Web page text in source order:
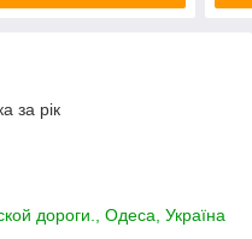
за рік
дороги., Одеса, Україна